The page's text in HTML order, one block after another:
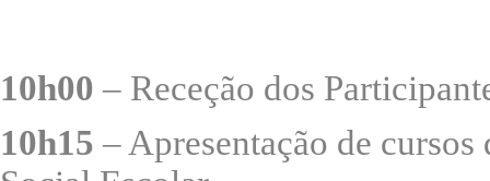
10h00 – Receção dos
10h15 – Apresentação de